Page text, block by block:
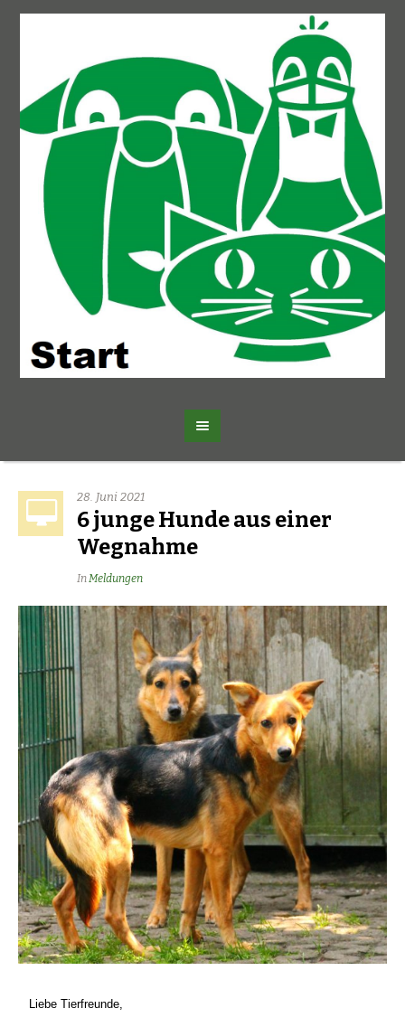
28. Juni 2021
6 junge Hunde aus einer
Wegnahme
InMeldungen
Liebe Tierfreunde,